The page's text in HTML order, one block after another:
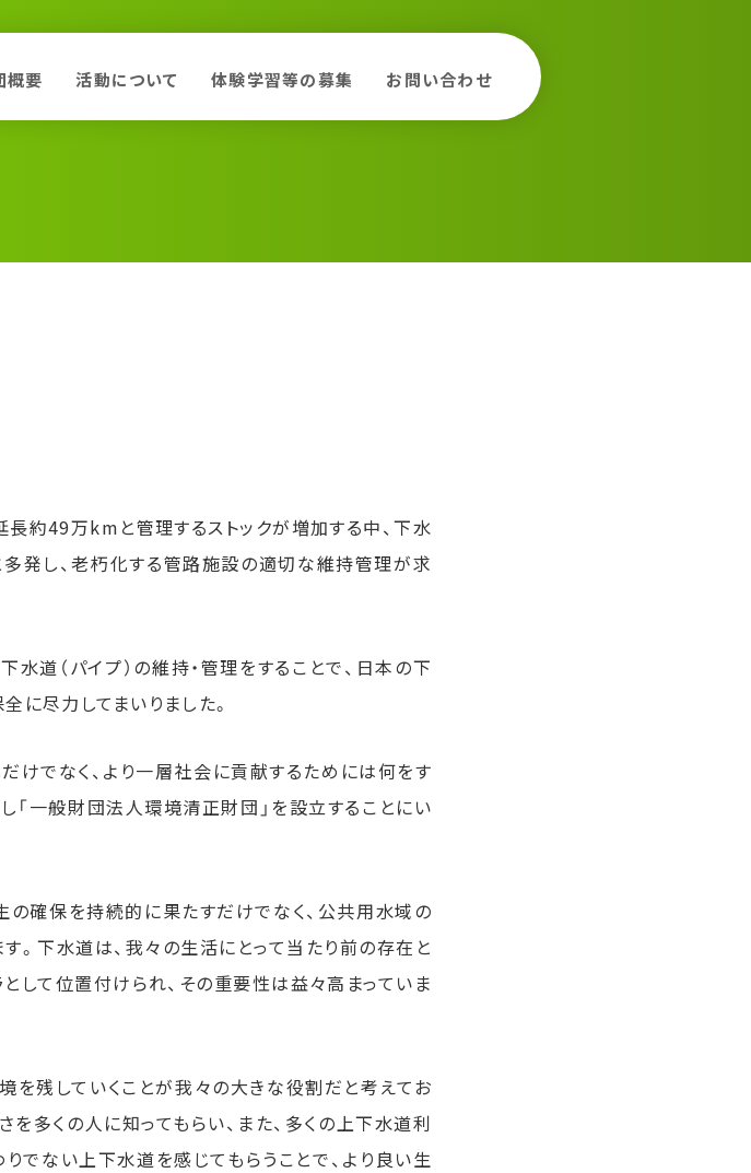
概要 活動について 体験学習等の募集 お問い合わせ
約49万kmと管理するストックが増加する中、下水
発し、老朽化する管路施設の適切な維持管理が求
道（パイプ）の維持・管理をすることで、日本の下
に尽力してまいりました。
けでなく、より一層社会に貢献するためには何をす
「一般財団法人環境清正財団」を設立することにい
確保を持続的に果たすだけでなく、公共用水域の
。下水道は、我々の生活にとって当たり前の存在と
して位置付けられ、その重要性は益々高まっていま
を残していくことが我々の大きな役割だと考えてお
多くの人に知ってもらい、また、多くの上下水道利
でない上下水道を感じてもらうことで、より良い生